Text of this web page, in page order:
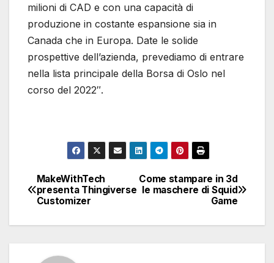
milioni di CAD e con una capacità di
produzione in costante espansione sia in
Canada che in Europa. Date le solide
prospettive dell’azienda, prevediamo di entrare
nella lista principale della Borsa di Oslo nel
corso del 2022″.
Navigazione
articoli
Come stampare in 3d
le maschere di Squid
Game
MakeWithTech
presenta Thingiverse
Customizer